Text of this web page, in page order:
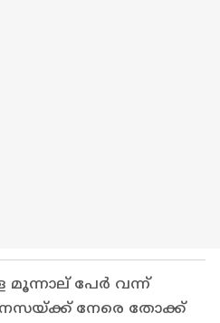
പേര്‍ വന്ന്
നേരെ തോക്ക്